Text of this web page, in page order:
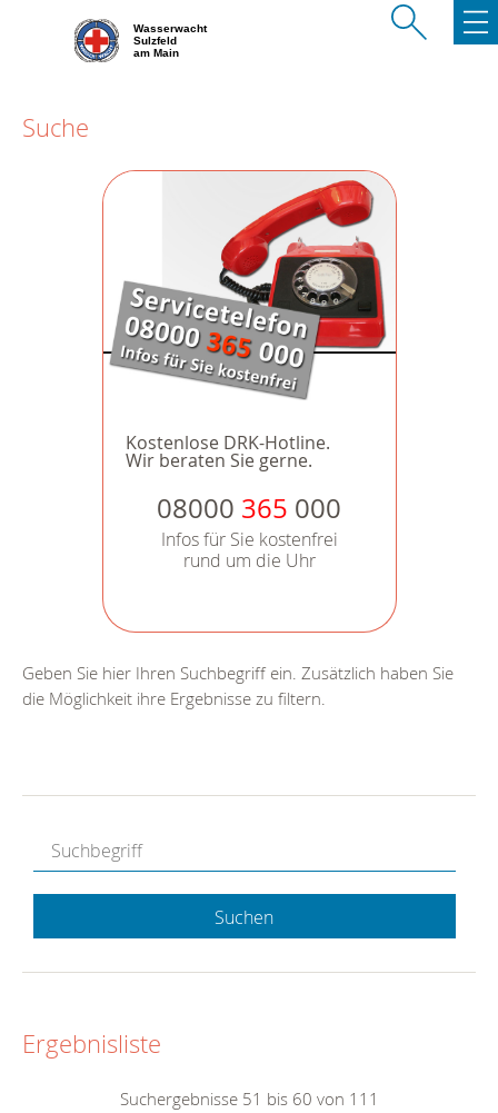
Wasserwacht
Sulzfeld
am Main
Suche
Kostenlose DRK-Hotline.
Wir beraten Sie gerne.
08000 365 000
Infos für Sie kostenfrei
rund um die Uhr
Geben Sie hier Ihren Suchbegriff ein. Zusätzlich haben Sie
die Möglichkeit ihre Ergebnisse zu filtern.
Suchen
Ergebnisliste
Suchergebnisse 51 bis 60 von 111